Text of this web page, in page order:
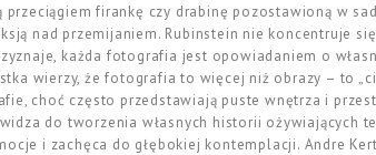
przeciągiem firankę czy drabinę pozostawioną w
nad przemijaniem. Rubinstein nie koncentruje
każda fotografia jest opowiadaniem o
wierzy, że fotografia to więcej niż obrazy – to
choć często przedstawiają puste wnętrza i
do tworzenia własnych historii ożywiających
i zachęca do głębokiej kontemplacji. Andre